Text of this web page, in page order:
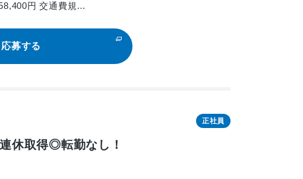
円 交通費規…
応募する
正社員
休取得◎転勤なし！